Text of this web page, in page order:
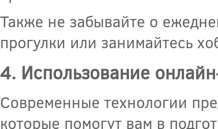
Также не забывайте о
прогулки или занимайтесь
4. Использование
Современные технологии
которые помогут вам в